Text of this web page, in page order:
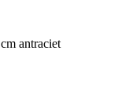
antraciet